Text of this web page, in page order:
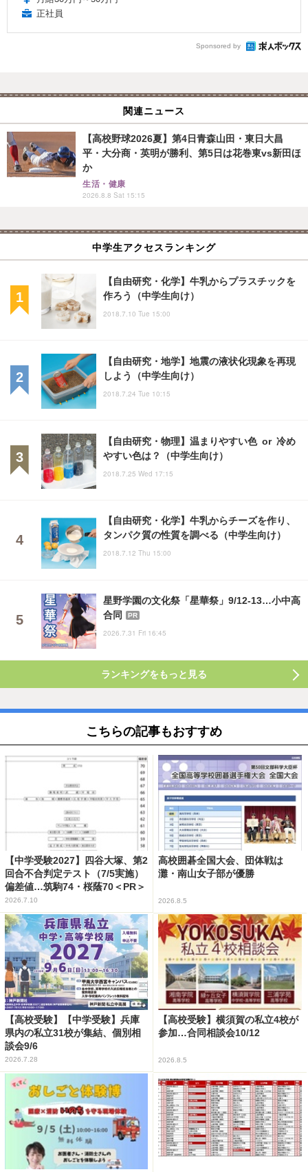
正社員
Sponsored by
関連ニュース
【高校野球2026夏】第4日青森山田・東日大昌
平・大分商・英明が勝利、第5日は花巻東vs新田ほ
か
生活・健康
2026.8.8 Sat 15:15
中学生アクセスランキング
【自由研究・化学】牛乳からプラスチックを
作ろう（中学生向け）
2018.7.10 Tue 15:00
【自由研究・地学】地震の液状化現象を再現
しよう（中学生向け）
2018.7.24 Tue 10:15
【自由研究・物理】温まりやすい色 or 冷め
やすい色は？（中学生向け）
2018.7.25 Wed 17:15
【自由研究・化学】牛乳からチーズを作り、
タンパク質の性質を調べる（中学生向け）
2018.7.12 Thu 15:00
星野学園の文化祭「星華祭」9/12-13…小中高
合同
PR
2026.7.31 Fri 16:45
ランキングをもっと見る
こちらの記事もおすすめ
【中学受験2027】四谷大塚、第2
回合不合判定テスト（7/5実施）
偏差値…筑駒74・桜蔭70＜PR＞
2026.7.10
高校囲碁全国大会、団体戦は
灘・南山女子部が優勝
2026.8.5
【高校受験】【中学受験】兵庫
県内の私立31校が集結、個別相
談会9/6
2026.7.28
【高校受験】横須賀の私立4校が
参加…合同相談会10/12
2026.8.5